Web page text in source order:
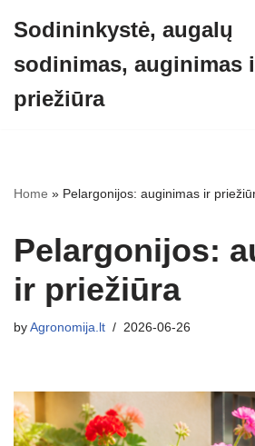
to
content
Sodininkystė, augalų
sodinimas, auginimas
priežiūra
Home » Pelargonijos: auginimas ir
Pelargonijos:
ir priežiūra
by Agronomija.lt 2026-06-26